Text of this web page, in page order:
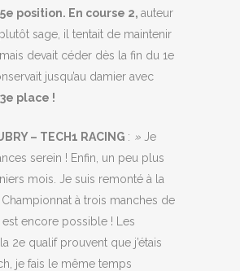
5e position. En course 2, auteur
sage, il tentait de maintenir
devait céder dès la fin du 1e
jusqu’au damier avec
3e place !
– TECH1 RACING : » Je
serein ! Enfin, un peu plus
mois. Je suis remonté à la
à trois manches de
est encore possible ! Les
2e qualif prouvent que j’étais
je fais le même temps